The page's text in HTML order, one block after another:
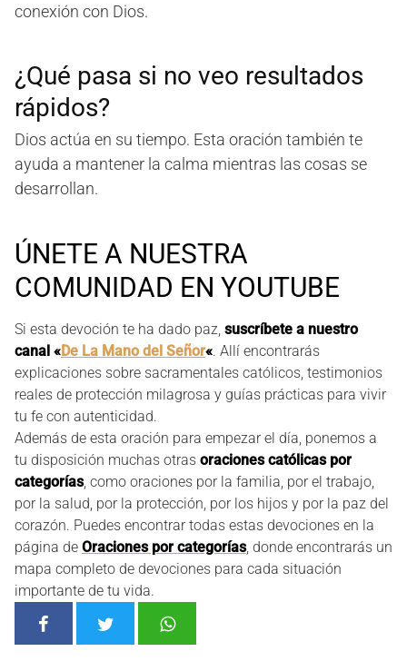
conexión con Dios.
¿Qué pasa si no veo resultados
rápidos?
Dios actúa en su tiempo. Esta oración también te
ayuda a mantener la calma mientras las cosas se
desarrollan.
ÚNETE A NUESTRA
COMUNIDAD EN YOUTUBE
Si esta devoción te ha dado paz, suscríbete a nuestro
canal «De La Mano del Señor«. Allí encontrarás
explicaciones sobre sacramentales católicos, testimonios
reales de protección milagrosa y guías prácticas para vivir
tu fe con autenticidad.
Además de esta oración para empezar el día, ponemos a
tu disposición muchas otras oraciones católicas por
categorías, como oraciones por la familia, por el trabajo,
por la salud, por la protección, por los hijos y por la paz del
corazón. Puedes encontrar todas estas devociones en la
página de Oraciones por categorías, donde encontrarás un
mapa completo de devociones para cada situación
importante de tu vida.